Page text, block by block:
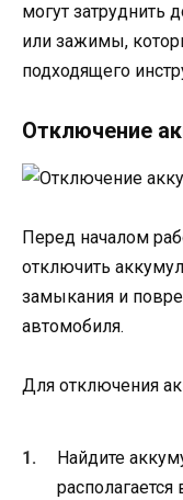
могут затруднить
или зажимы,
подходящего
Отключение
Перед началом
отключить
замыкания и
автомобиля.
Для отключения
Найдите